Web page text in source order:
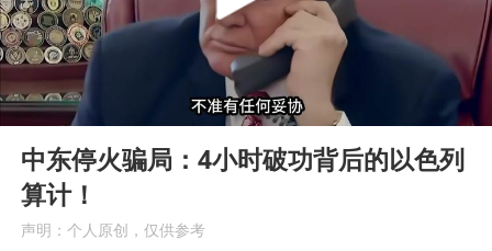
A股三大股指收涨
“立秋的第一杯奶茶”又爆单了
泰国校园枪击案死亡人数升至7人
宇树科技中一签需缴款7.54万元
Play
00:00
中东停火骗局：4小时破功背后的以色列
算计！
声明：个人原创，仅供参考